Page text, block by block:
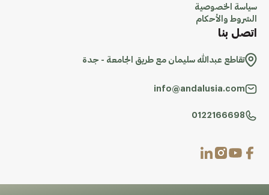
سياسة الخصوصية
الشروط والأحكام
اتصل بنا
تقاطع عبدالله سليمان مع طريق الجامعة - جدة
info@andalusia.com
0122166698